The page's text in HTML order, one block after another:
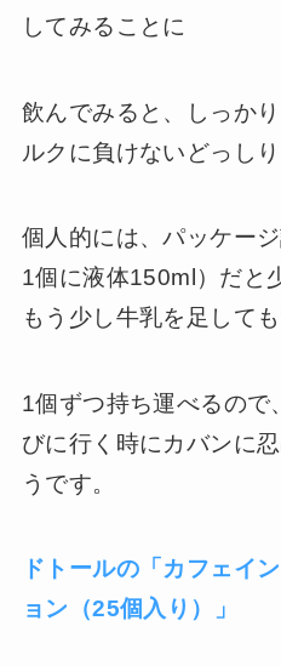
してみることに
飲んでみると、しっか
ルクに負けないどっし
個人的には、パッケー
1個に液体150ml）だと
もう少し牛乳を足して
1個ずつ持ち運べるので
びに行く時にカバンに
うです。
ドトールの「カフェイ
ョン（25個入り）」